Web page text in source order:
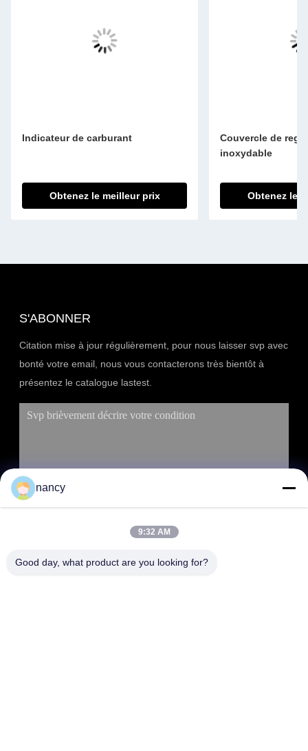
Indicateur de carburant
Obtenez le meilleur prix
Couvercle de
inoxydable
Obtenez le
S'ABONNER
Citation mise à jour régulièrement, pour nous laisser svp avec
bonté votre email, nous vous contacterons très bientôt à
présentez le catalogue lastest.
nancy
9:32 AM
Good day, what product are you looking for?